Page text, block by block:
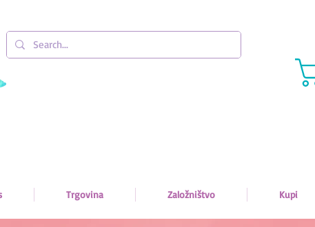
Trgovina Založništvo Kupi